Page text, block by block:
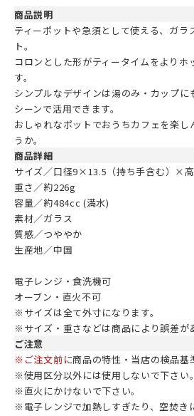
商品説明
ティーポットや急須として使える、ガラ
ト。
コロンとした形がティータイムをよりホ
す。
シンプルなデザインは湯のみ・カップに
シーンで活用できます。
おしゃれなポットでおうちカフェを楽し
うか。
商品詳細
サイズ／口径9×13.5（持ち手含む）×
重さ／約226g
容量／約484cc (満水)
素材／ガラス
質感／つややか
生産地／中国
電子レンジ・食洗機可
オーブン・直火不可
※サイズは全て外寸になります。
※サイズ・重さなどは商品により誤差が
ご注意
※ご注文前に商品の特性・当店の検品基
※使用区分以外には使用しないで下さい。
※直火にかけないで下さい。
※電子レンジで加熱しすぎたり、空焚き